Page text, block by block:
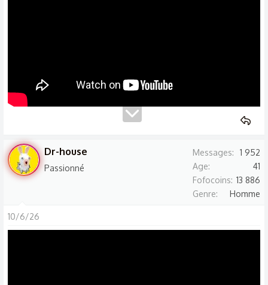
Dr-house
Passionné
Messages
1 952
Age
41
Fofocoins 13 886
Genre
Homme
10/6/26